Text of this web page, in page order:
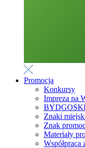
Promocja
Konkursy
Impreza na
Znaki
Znak
Materiały
Współpraca